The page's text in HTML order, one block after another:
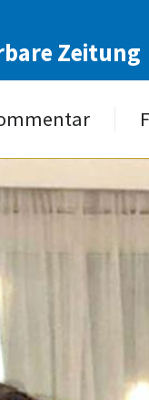
Zeitung